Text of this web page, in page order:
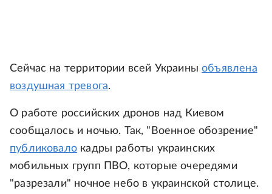
Сейчас на территории всей Украиныобъявлена
воздушная тревога.
О работе российских дронов над Киевом
сообщалось и ночью. Так, "Военное обозрение"
публиковалокадры работы украинских
мобильных групп ПВО, которые очередями
"разрезали" ночное небо в украинской столице.